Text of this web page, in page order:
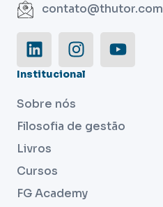
contato@thutor.com
Institucional
Sobre nós
Filosofia de gestão
Livros
Cursos
FG Academy